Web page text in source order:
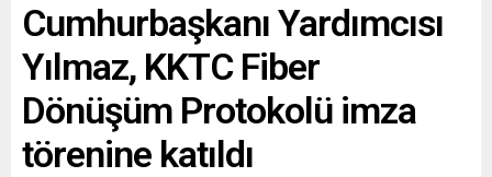
Cumhurbaşkanı Yardımcısı
Yılmaz, KKTC Fiber
Dönüşüm Protokolü imza
törenine katıldı